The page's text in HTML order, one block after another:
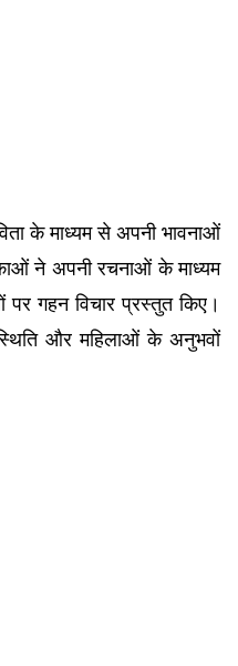
के माध्यम से अपनी भावनाओं
ने अपनी रचनाओं के माध्यम
गहन विचार प्रस्तुत किए।
और महिलाओं के अनुभवों